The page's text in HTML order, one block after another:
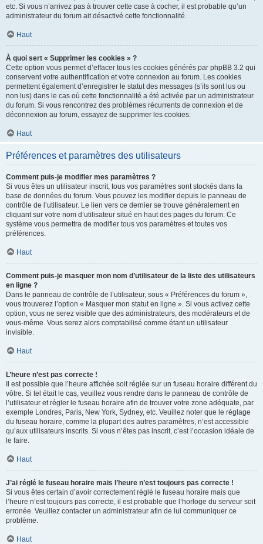
etc. Si vous n’arrivez pas à trouver cette case à cocher, il est probable qu’un
administrateur du forum ait désactivé cette fonctionnalité.
Haut
À quoi sert « Supprimer les cookies » ?
Cette option vous permet d’effacer tous les cookies générés par phpBB 3.2 qui
conservent votre authentification et votre connexion au forum. Les cookies
permettent également d’enregistrer le statut des messages (s’ils sont lus ou
non lus) dans le cas où cette fonctionnalité a été activée par un administrateur
du forum. Si vous rencontrez des problèmes récurrents de connexion et de
déconnexion au forum, essayez de supprimer les cookies.
Haut
Préférences et paramètres des utilisateurs
Comment puis-je modifier mes paramètres ?
Si vous êtes un utilisateur inscrit, tous vos paramètres sont stockés dans la
base de données du forum. Vous pouvez les modifier depuis le panneau de
contrôle de l’utilisateur. Le lien vers ce dernier se trouve généralement en
cliquant sur votre nom d’utilisateur situé en haut des pages du forum. Ce
système vous permettra de modifier tous vos paramètres et toutes vos
préférences.
Haut
Comment puis-je masquer mon nom d’utilisateur de la liste des utilisateurs
en ligne ?
Dans le panneau de contrôle de l’utilisateur, sous « Préférences du forum »,
vous trouverez l’option « Masquer mon statut en ligne ». Si vous activez cette
option, vous ne serez visible que des administrateurs, des modérateurs et de
vous-même. Vous serez alors comptabilisé comme étant un utilisateur
invisible.
Haut
L’heure n’est pas correcte !
Il est possible que l’heure affichée soit réglée sur un fuseau horaire différent du
vôtre. Si tel était le cas, veuillez vous rendre dans le panneau de contrôle de
l’utilisateur et régler le fuseau horaire afin de trouver votre zone adéquate, par
exemple Londres, Paris, New York, Sydney, etc. Veuillez noter que le réglage
du fuseau horaire, comme la plupart des autres paramètres, n’est accessible
qu’aux utilisateurs inscrits. Si vous n’êtes pas inscrit, c’est l’occasion idéale de
le faire.
Haut
J’ai réglé le fuseau horaire mais l’heure n’est toujours pas correcte !
Si vous êtes certain d’avoir correctement réglé le fuseau horaire mais que
l’heure n’est toujours pas correcte, il est probable que l’horloge du serveur soit
erronée. Veuillez contacter un administrateur afin de lui communiquer ce
problème.
Haut